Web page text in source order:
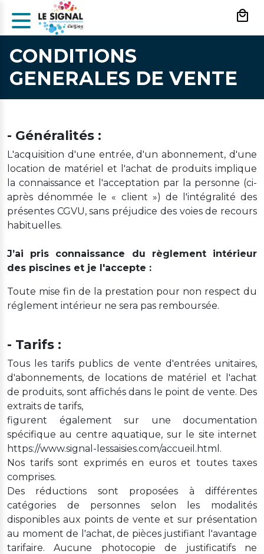
CONDITIONS
GENERALES DE VENTE
- Généralités :
L'acquisition d'une entrée, d'un abonnement, d'une
location de matériel et l'achat de produits implique
la connaissance et l'acceptation par la personne (ci-
après dénommée le « client ») de l'intégralité des
présentes CGVU, sans préjudice des voies de recours
habituelles.
J’ai pris connaissance du règlement intérieur
des piscines et je l'accepte :
Toute mise fin de la prestation pour non respect du
réglement intérieur ne sera pas remboursée.
- Tarifs :
Tous les tarifs publics de vente d'entrées unitaires,
d'abonnements, de locations de matériel et l'achat
de produits, sont affichés dans le point de vente. Des
extraits de tarifs,
figurent également sur une documentation
spécifique au centre aquatique, sur le site internet
https://www.signal-lessaisies.com/accueil.html.
Nos tarifs sont exprimés en euros et toutes taxes
comprises.
Des réductions sont proposées à différentes
catégories de personnes selon les modalités
disponibles aux points de vente et sur présentation
au moment de l'achat, de pièces justifiant l'avantage
tarifaire. Aucune photocopie de justificatifs ne
Panneau de gestion des cookies